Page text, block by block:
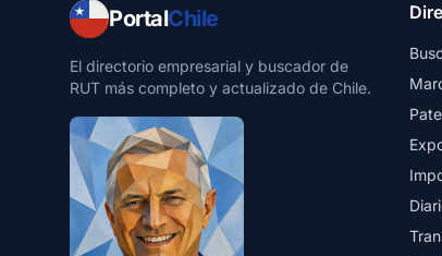
PortalChile
El directorio empresarial y buscador de
RUT más completo y actualizado de Chile.